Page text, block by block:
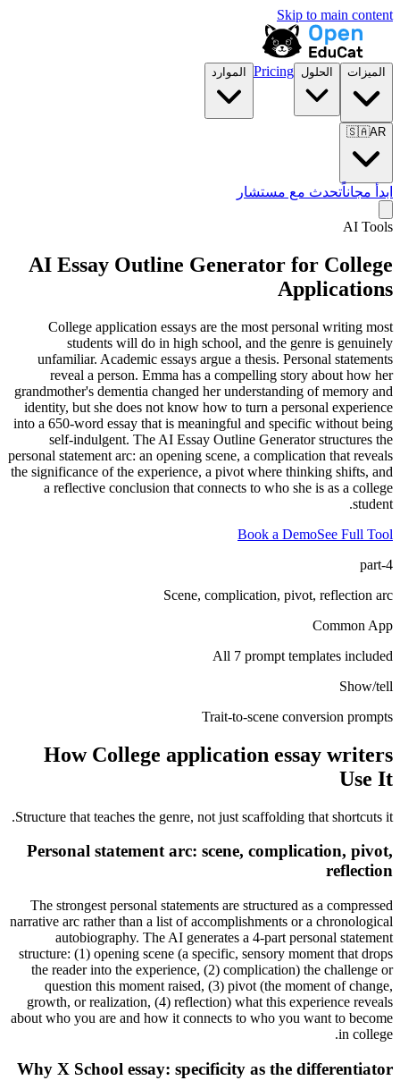
Skip to main content
الميزات الحلول Pricing الموارد
🇸🇦AR
ابدأ مجاناًتحدث مع مستشار
AI Tools
AI Essay Outline Generator for College
Applications
College application essays are the most personal writing most
students will do in high school, and the genre is genuinely
unfamiliar. Academic essays argue a thesis. Personal statements
reveal a person. Emma has a compelling story about how her
grandmother's dementia changed her understanding of memory and
identity, but she does not know how to turn a personal experience
into a 650-word essay that is meaningful and specific without being
self-indulgent. The AI Essay Outline Generator structures the
personal statement arc: an opening scene, a complication that reveals
the significance of the experience, a pivot where thinking shifts, and
a reflective conclusion that connects to who she is as a college
student.
Book a DemoSee Full Tool
4-part
Scene, complication, pivot, reflection arc
Common App
All 7 prompt templates included
Show/tell
Trait-to-scene conversion prompts
How College application essay writers
Use It
Structure that teaches the genre, not just scaffolding that shortcuts it.
Personal statement arc: scene, complication, pivot,
reflection
The strongest personal statements are structured as a compressed
narrative arc rather than a list of accomplishments or a chronological
autobiography. The AI generates a 4-part personal statement
structure: (1) opening scene (a specific, sensory moment that drops
the reader into the experience, (2) complication) the challenge or
question this moment raised, (3) pivot (the moment of change,
growth, or realization, (4) reflection) what this experience reveals
about who you are and how it connects to who you want to become
in college.
Why X School essay: specificity as the differentiator